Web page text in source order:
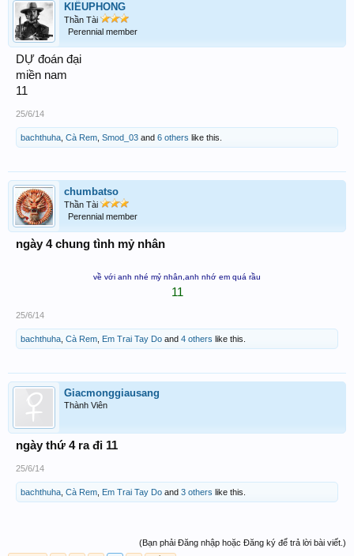
KIỀUPHONG
Thần Tài
Perennial member
DỰ đoán đại
miền nam
11
25/6/14
bachthuha Cà Rem Smod_03 and 6 others like this.
chumbatso
Thần Tài
Perennial member
ngày 4 chung tình mỷ nhân
về với anh nhé mỷ nhân,anh nhớ em quá rầu
11
25/6/14
bachthuha Cà Rem Em Trai Tay Do and 4 others like this.
Giacmonggiausang
Thành Viên
ngày thứ 4 ra đi 11
25/6/14
bachthuha Cà Rem Em Trai Tay Do and 3 others like this.
(Bạn phải Đăng nhập hoặc Đăng ký để trả lời bài viết.)